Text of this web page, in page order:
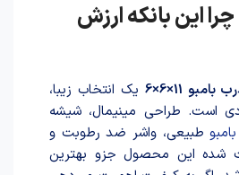
این بانکه ارزش
11×6×6
یک انتخاب زیبا،
است. طراحی مینیمال، شیشه
بامبوطبیعی، واشر ضد رطوبت و
شده این محصول جزو بهترین